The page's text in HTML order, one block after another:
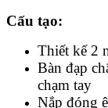
Cấu tạo:
Thiết kế 2
Bàn đạp
chạm tay
Nắp đóng